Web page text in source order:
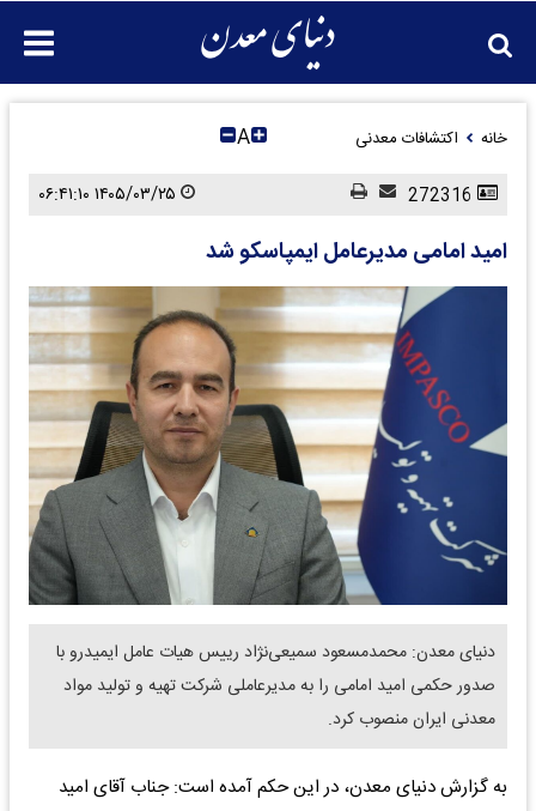
خانه اکتشافات معدنی A
امید امامی مدیرعامل ایمپاسکو شد
دنیای معدن: محمدمسعود سمیعی‌نژاد رییس هیات عامل ایمیدرو با
صدور حکمی امید امامی را به مدیرعاملی شرکت تهیه و تولید مواد
معدنی ایران منصوب کرد.
به گزارش دنیای معدن، در این حکم آمده است: جناب آقای امید